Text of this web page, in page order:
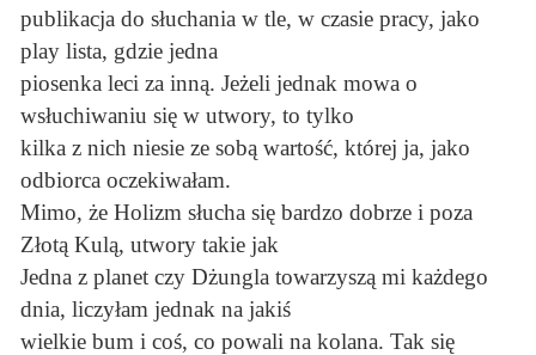
publikacja do słuchania w tle, w czasie pracy, jako
play lista, gdzie jedna
piosenka leci za inną. Jeżeli jednak mowa o
wsłuchiwaniu się w utwory, to tylko
kilka z nich niesie ze sobą wartość, której ja, jako
odbiorca oczekiwałam.
Mimo, że Holizm słucha się bardzo dobrze i poza
Złotą Kulą, utwory takie jak
Jedna z planet czy Dżungla towarzyszą mi każdego
dnia, liczyłam jednak na jakiś
wielkie bum i coś, co powali na kolana. Tak się